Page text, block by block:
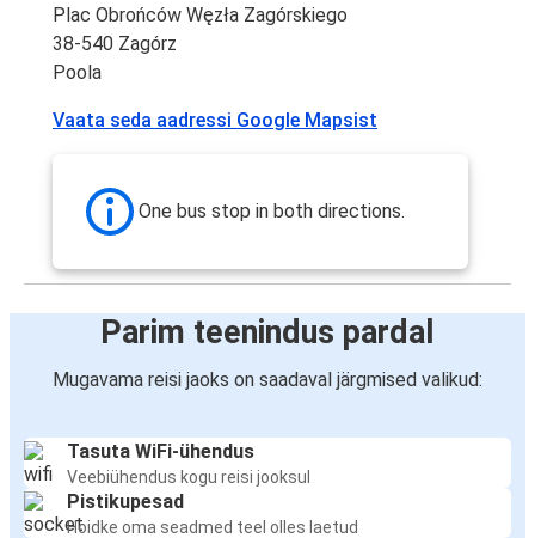
Plac Obrońców Węzła Zagórskiego
38-540 Zagórz
Poola
Vaata seda aadressi Google Mapsist
One bus stop in both directions.
Parim teenindus pardal
Mugavama reisi jaoks on saadaval järgmised valikud:
Tasuta WiFi-ühendus
Veebiühendus kogu reisi jooksul
Pistikupesad
Hoidke oma seadmed teel olles laetud